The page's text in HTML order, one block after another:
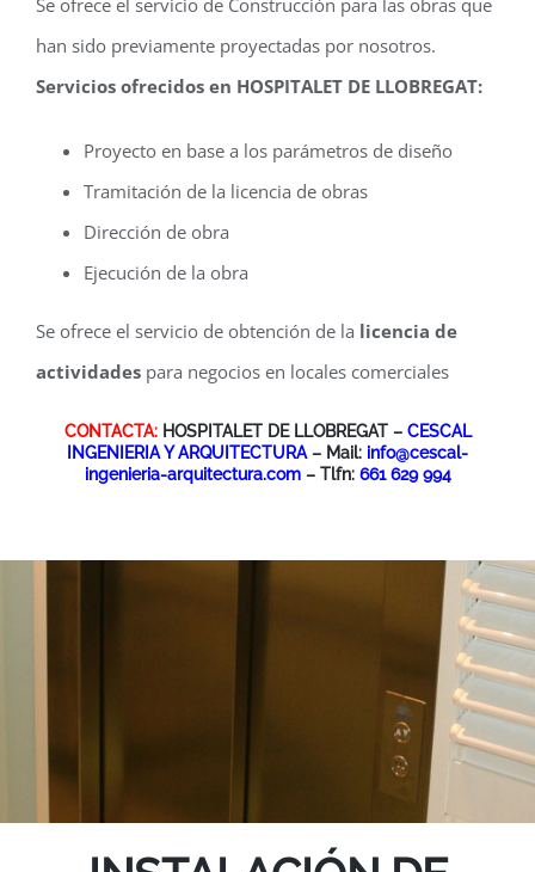
Se ofrece el servicio de Construcción para las obras que
han sido previamente proyectadas por nosotros.
Servicios ofrecidos en HOSPITALET DE LLOBREGAT:
Proyecto en base a los parámetros de diseño
Tramitación de la licencia de obras
Dirección de obra
Ejecución de la obra
Se ofrece el servicio de obtención de la licencia de
actividades para negocios en locales comerciales
CONTACTA:HOSPITALET DE LLOBREGAT – CESCAL
INGENIERIA Y ARQUITECTURA – Mail: info@cescal-
ingenieria-arquitectura.com– Tlfn: 661 629 994